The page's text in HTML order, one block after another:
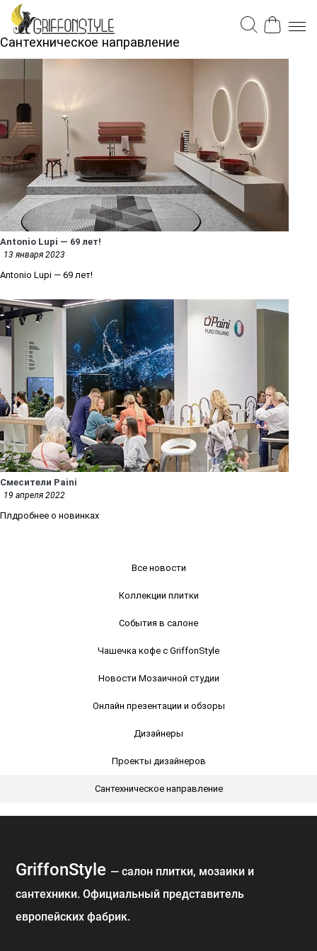
Сантехническое направление
Antonio Lupi — 69 лет!
13 января 2023
Antonio Lupi — 69 лет!
Смесители Paini
19 апреля 2022
Плдробнее о новинках
Все новости
Коллекции плитки
События в салоне
Чашечка кофе с GriffonStyle
Новости Мозаичной студии
Онлайн презентации и обзоры
Дизайнеры
Проекты дизайнеров
Сантехническое направление
GriffonStyle — cалон плитки, мозаики и
сантехники. Официальный представитель
европейских фабрик.